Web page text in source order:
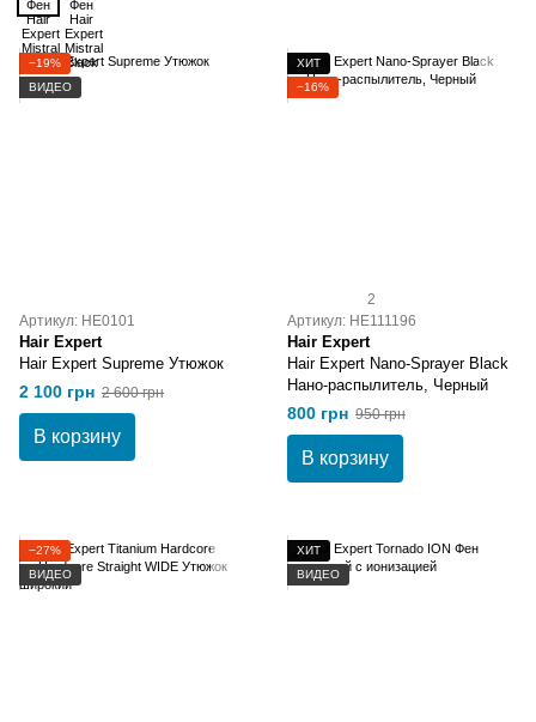
−19%
ВИДЕО
Артикул: HE0101
Hair Expert
Hair Expert Supreme Утюжок
2 100 грн 2 600 грн
В корзину
ХИТ
−16%
2
Артикул: HE111196
Hair Expert
Hair Expert Nano-Sprayer Black
Нано-распылитель, Черный
800 грн 950 грн
В корзину
−27%
ВИДЕО
ХИТ
ВИДЕО